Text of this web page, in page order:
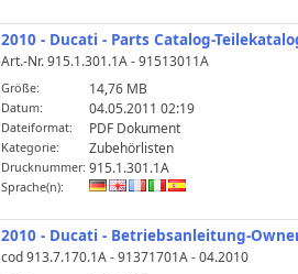
2010 - Ducati - Parts Catalog-
Art.-Nr. 915.1.301.1A - 91513011A
Größe: 14,76 MB
Datum: 04.05.2011 02:19
Dateiformat: PDF Dokument
Kategorie: Zubehörlisten
Drucknummer: 915.1.301.1A
Sprache(n):
2010 - Ducati - Betriebsanleitung-
cod 913.7.170.1A - 91371701A - 04.2010